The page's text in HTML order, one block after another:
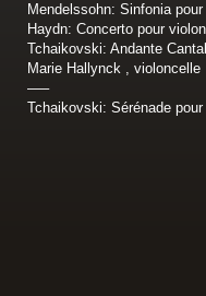
Mendelssohn: Sinfonia
Haydn: Concerto pour
Tchaikovski: Andante
Marie Hallynck , violoncelle
—–
Tchaikovski: Sérénade pour